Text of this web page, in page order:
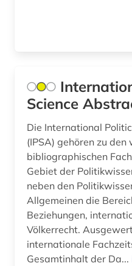
deutschland (6)
dichtung (1)
didaktik (1)
digitale
digitalisat (1)
Science
Die International
(IPSA) gehören zu
bibliographischen
Gebiet der
neben den
Allgemeinen die
Beziehungen,
Völkerrecht.
internationale
Gesamtinhalt der Da...